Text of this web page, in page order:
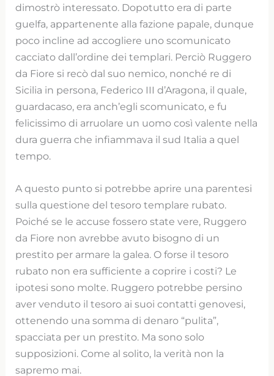
dimostrò interessato. Dopotutto era di parte
guelfa, appartenente alla fazione papale, dunque
poco incline ad accogliere uno scomunicato
cacciato dall’ordine dei templari. Perciò Ruggero
da Fiore si recò dal suo nemico, nonché re di
Sicilia in persona, Federico III d’Aragona, il quale,
guardacaso, era anch’egli scomunicato, e fu
felicissimo di arruolare un uomo così valente nella
dura guerra che infiammava il sud Italia a quel
tempo.
A questo punto si potrebbe aprire una parentesi
sulla questione del tesoro templare rubato.
Poiché se le accuse fossero state vere, Ruggero
da Fiore non avrebbe avuto bisogno di un
prestito per armare la galea. O forse il tesoro
rubato non era sufficiente a coprire i costi? Le
ipotesi sono molte. Ruggero potrebbe persino
aver venduto il tesoro ai suoi contatti genovesi,
ottenendo una somma di denaro “pulita”,
spacciata per un prestito. Ma sono solo
supposizioni. Come al solito, la verità non la
sapremo mai.